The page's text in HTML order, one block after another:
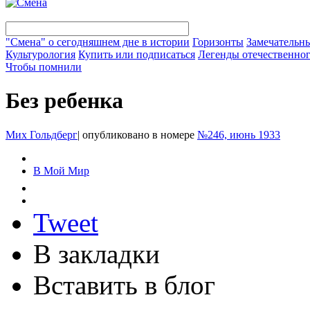
"Смена" о сегодняшнем дне в истории Горизонты
Культурология Купить или подписаться Легенды
Чтобы помнили
Без ребенка
Мих Гольдберг| опубликовано в номере №246, июнь 1933
В Мой Мир
Tweet
В закладки
Вставить в блог